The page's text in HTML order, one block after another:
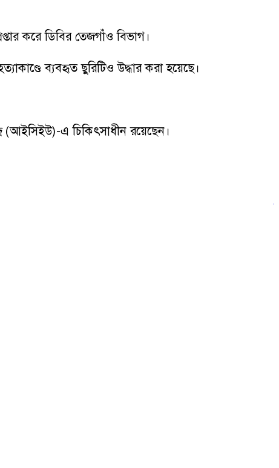
করে ডিবির তেজগাঁও বিভাগ।
ব্যবহৃত ছুরিটিও উদ্ধার করা হয়েছে।
(আইসিইউ)-এ চিকিৎসাধীন রয়েছেন।